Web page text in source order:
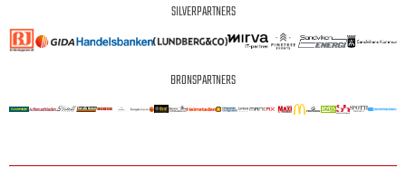
SILVERPARTNERS
BRONSPARTNERS